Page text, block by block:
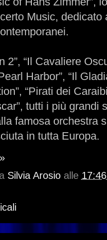
Music, dedicato
2”, “Il Cavaliere
Harbor”, “Il
“Pirati dei
tutti i più
famosa orchestra
in tutta Europa.
Silvia Arosio alle